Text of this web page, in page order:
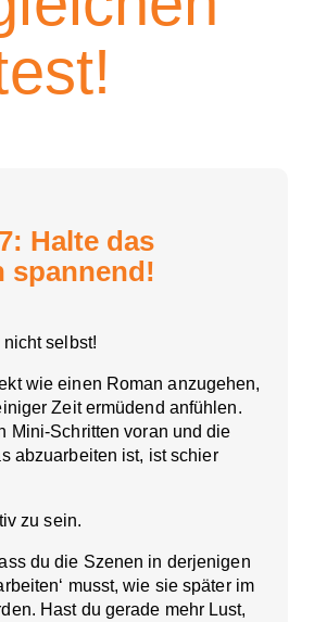
Halte das
spannend!
selbst!
wie einen Roman anzugehen,
Zeit ermüdend anfühlen.
Mini-Schritten voran und die
abzuarbeiten ist, ist schier
zu sein.
du die Szenen in derjenigen
musst, wie sie später im
Hast du gerade mehr Lust,